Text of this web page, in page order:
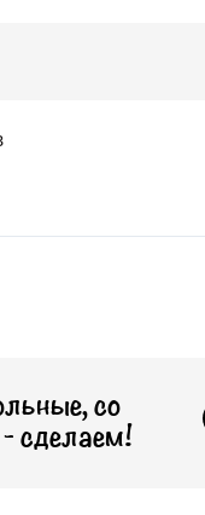
со
сделаем!